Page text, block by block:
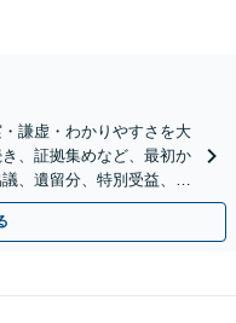
謙虚・わかりやすさを大
、証拠集めなど、最初か
、遺留分、特別受益、使
年以上】